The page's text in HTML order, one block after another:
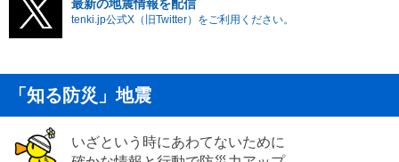
最新の地震情報を配信
tenki.jp公式X（旧Twitter）をご利用ください。
「知る防災」地震
いざという時にあわてないために